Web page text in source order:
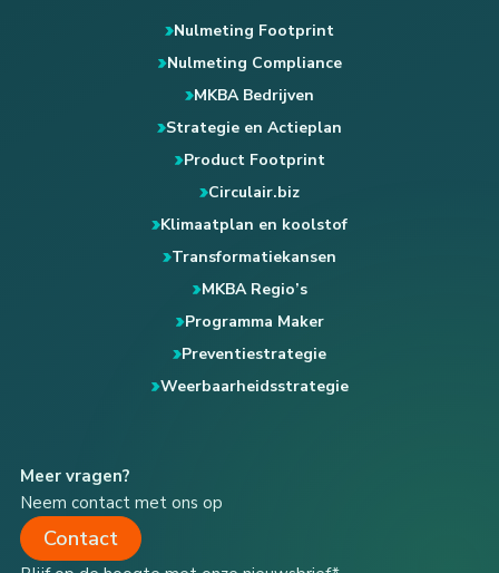
Nulmeting Footprint
Nulmeting Compliance
MKBA Bedrijven
Strategie en Actieplan
Product Footprint
Circulair.biz
Klimaatplan en koolstof
Transformatiekansen
MKBA Regio’s
Programma Maker
Preventiestrategie
Weerbaarheidsstrategie
Meer vragen?
Neem contact met ons op
Contact